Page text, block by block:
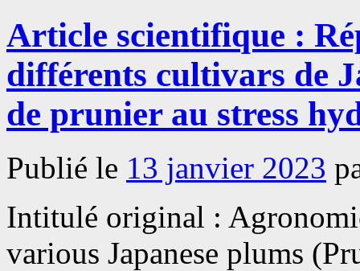
Article scientifique :
différents cultivars de
de prunier au stress
Publié le 13 janvier 2023
Intitulé original :
various Japanese plums